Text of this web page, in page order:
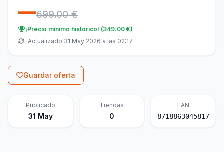
—699.00 €
¡Precio mínimo histórico! (349.00 €)
Actualizado 31 May 2026 a las 02:17
Guardar oferta
Publicado
31 May
Tiendas
0
EAN
8718863045817